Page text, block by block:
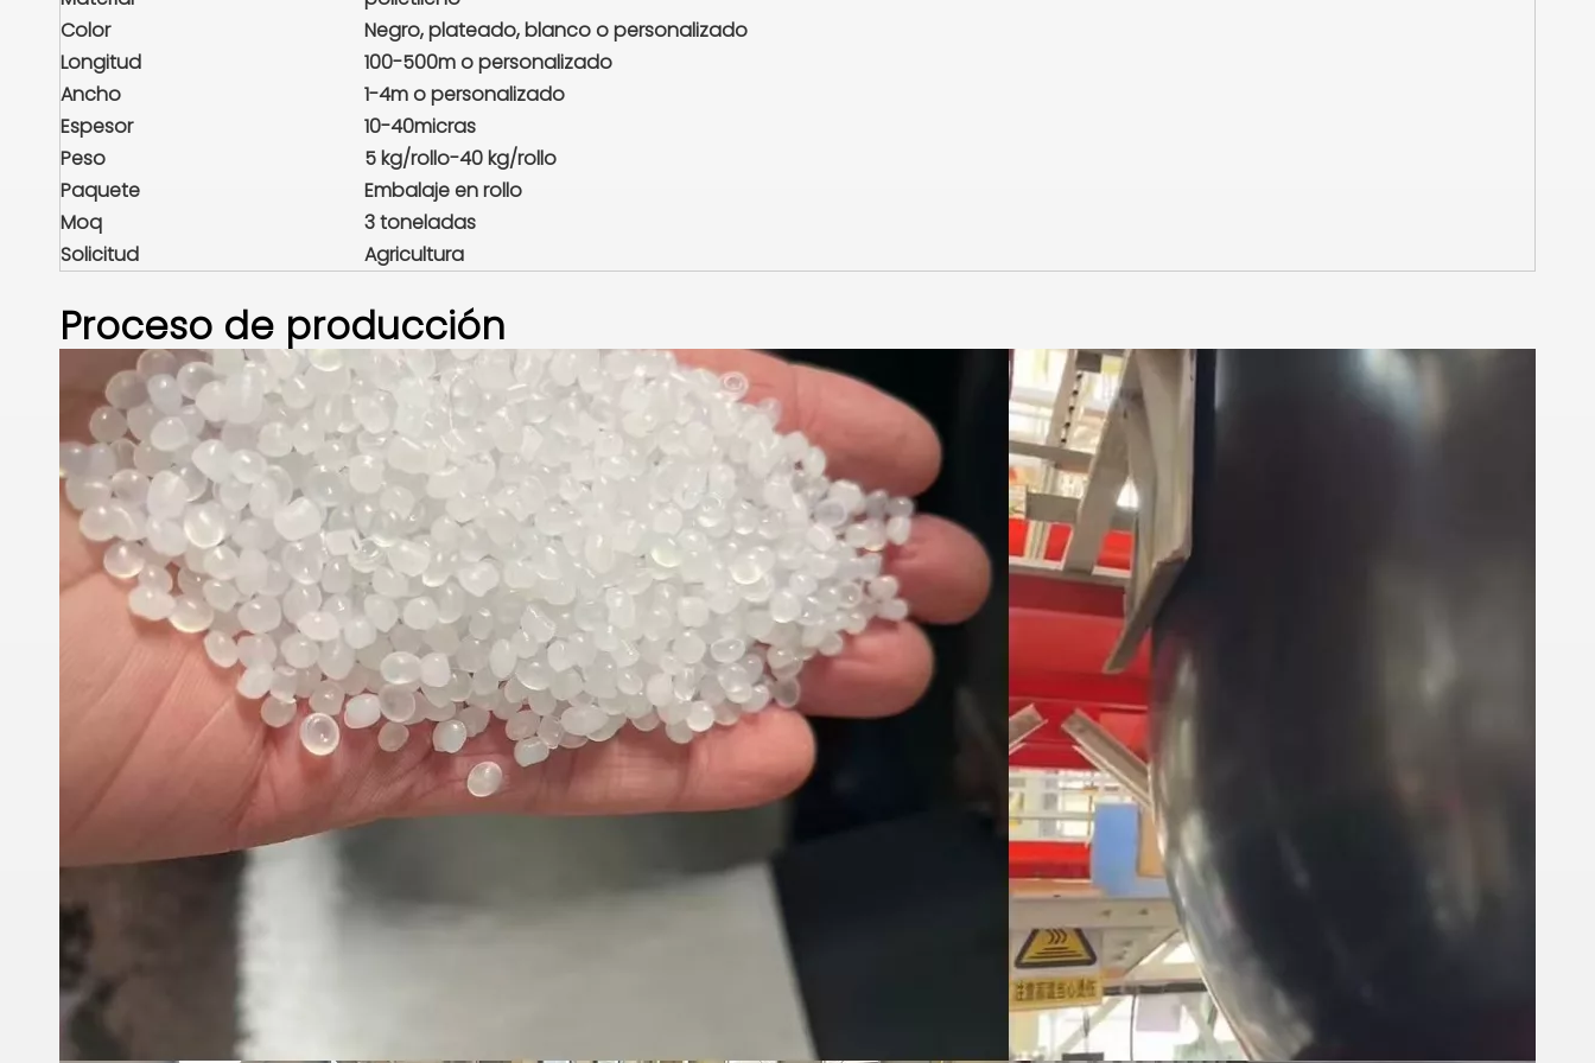
Color
Negro, plateado, blanco o personalizado
Longitud
100-500m o personalizado
Ancho
1-4m o personalizado
Espesor
10-40micras
Peso
5 kg/rollo-40 kg/rollo
Paquete
Embalaje en rollo
Moq
3 toneladas
Solicitud
Agricultura
Proceso de producción